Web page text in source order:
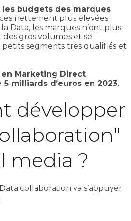
les budgets des marques
nettement plus élevées
Data, les marques n’ont plus
des gros volumes et se
segments très qualifiés et
Marketing Direct
milliards d’euros en 2023.
développer
media ?
collaboration va s’appuyer